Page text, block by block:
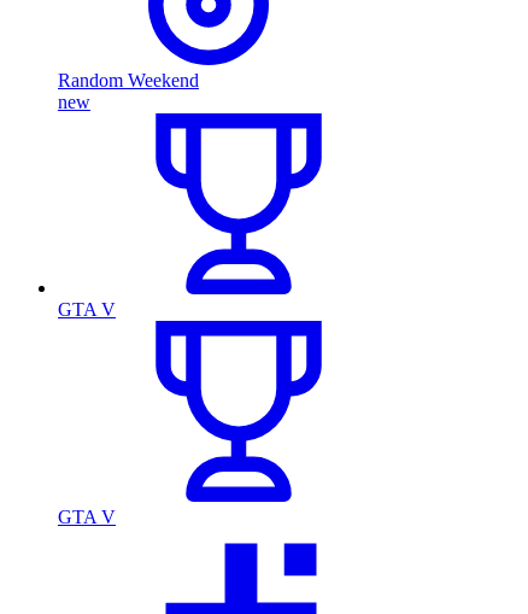
Random Weekend
new
GTA V
GTA V